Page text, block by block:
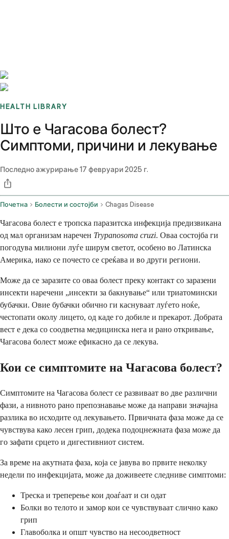
HEALTH LIBRARY
Што е Чагасова болест?
Симптоми, причини и лекување
Последно ажурирање17 февруари 2025 г.
Почетна Болести и состојби Chagas Disease
Чагасова болест е тропска паразитска инфекција предизвикана
од мал организам наречен Trypanosoma cruzi. Оваа состојба ги
погодува милиони луѓе ширум светот, особено во Латинска
Америка, иако се почесто се среќава и во други региони.
Може да се заразите со оваа болест преку контакт со заразени
инсекти наречени „инсекти за бакнување“ или триатомински
бубачки. Овие бубачки обично ги каснуваат луѓето ноќе,
честопати околу лицето, од каде го добиле и прекарот. Добрата
вест е дека со соодветна медицинска нега и рано откривање,
Чагасова болест може ефикасно да се лекува.
Кои се симптомите на Чагасова болест?
Симптомите на Чагасова болест се развиваат во две различни
фази, а нивното рано препознавање може да направи значајна
разлика во исходите од лекувањето. Првичната фаза може да се
чувствува како лесен грип, додека подоцнежната фаза може да
го зафати срцето и дигестивниот систем.
За време на акутната фаза, која се јавува во првите неколку
недели по инфекцијата, може да доживеете следниве симптоми:
Треска и треперење кои доаѓаат и си одат
Болки во телото и замор кои се чувствуваат слично како
грип
Главоболка и општ чувство на несоодветност